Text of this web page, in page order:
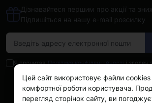
Дізнавайтеся першим про акції та
Підпишіться на нашу e-mail розсилку
Я прочитав Політика конфіденційності і
Цей сайт використовує файли cookies
комфортної роботи користувача.
перегляд сторінок сайту, ви